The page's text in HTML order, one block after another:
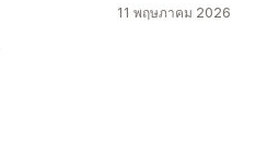
11 พฤษภาคม 2026